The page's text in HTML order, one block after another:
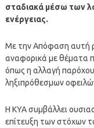
σταδιακά μέσω των
ενέργειας.
Με την Απόφαση αυτή
αναφορικά με θέματα
όπως η αλλαγή
ληξιπρόθεσμων
Η ΚΥΑ συμβάλλει
επίτευξη των στόχων